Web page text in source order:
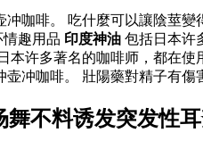
咖啡。 吃什麼可以讓陰莖
趣用品 印度神油 包括日本许
本许多著名的咖啡师，都在使
冲咖啡。 壯陽藥對精子有
不料诱发突发性